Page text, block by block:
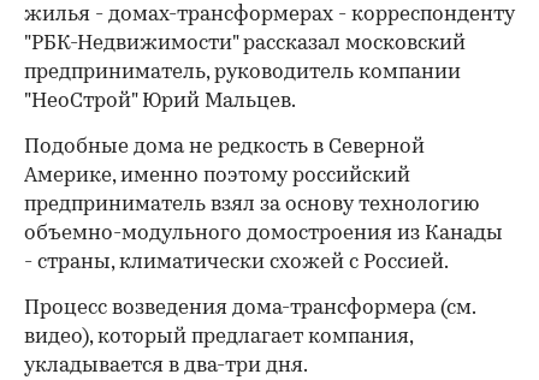
жилья - домах-трансформерах - корреспонденту
"РБК-Недвижимости" рассказал московский
предприниматель, руководитель компании
"НеоСтрой" Юрий Мальцев.
Подобные дома не редкость в Северной
Америке, именно поэтому российский
предприниматель взял за основу технологию
объемно-модульного домостроения из Канады
- страны, климатически схожей с Россией.
Процесс возведения дома-трансформера (см.
видео), который предлагает компания,
укладывается в два-три дня.